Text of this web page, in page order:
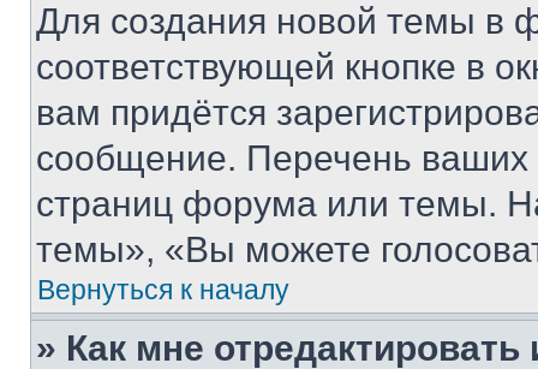
Для создания новой темы в
соответствующей кнопке в
вам придётся
сообщение. Перечень ваших
страниц форума или темы.
темы», «Вы можете
Вернуться к началу
» Как мне